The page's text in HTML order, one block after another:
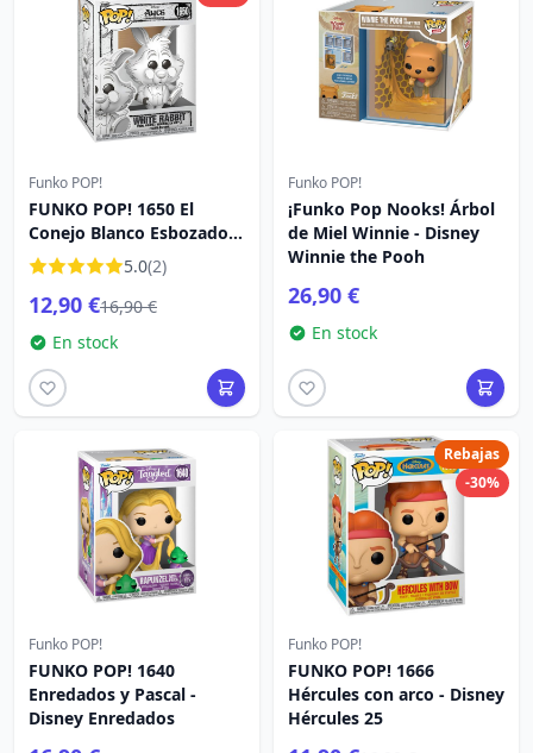
Funko POP!
FUNKO POP! 1650 El
Conejo Blanco Esbozado -
Disney Alicia en el País de
las Maravillas
5.0(2)
12,90 €16,90 €
En stock
Funko POP!
¡Funko Pop Nooks! Árbol
de Miel Winnie - Disney
Winnie the Pooh
26,90 €
En stock
Funko POP!
FUNKO POP! 1640
Enredados y Pascal -
Disney Enredados
Rebajas
-30%
Funko POP!
FUNKO POP! 1666
Hércules con arco - Disney
Hércules 25